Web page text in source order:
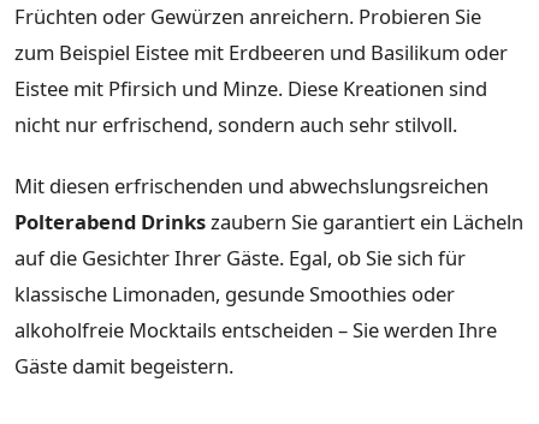
Früchten oder Gewürzen anreichern. Probieren Sie
zum Beispiel Eistee mit Erdbeeren und Basilikum oder
Eistee mit Pfirsich und Minze. Diese Kreationen sind
nicht nur erfrischend, sondern auch sehr stilvoll.
Mit diesen erfrischenden und abwechslungsreichen
Polterabend Drinkszaubern Sie garantiert ein Lächeln
auf die Gesichter Ihrer Gäste. Egal, ob Sie sich für
klassische Limonaden, gesunde Smoothies oder
alkoholfreie Mocktails entscheiden – Sie werden Ihre
Gäste damit begeistern.